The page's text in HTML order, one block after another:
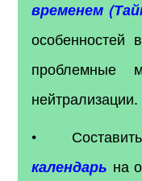
временем
особенностей
проблемные
нейтрализации.
•
календарь на